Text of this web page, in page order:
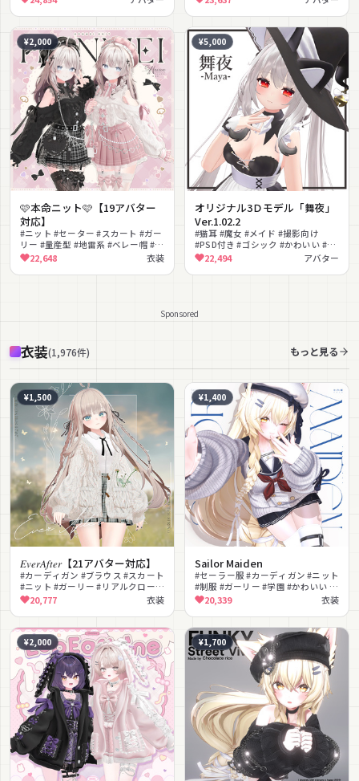
#PSD付き
¥2,000
🩷本命ニット🩷【19アバター
対応】
#ニット #セーター #スカート #ガー
リー #量産型 #地雷系 #ベレー帽 #ブ
ラウス #フレア #かわいい
22,648 衣装
¥5,000
オリジナル3Ｄモデル「舞夜」
Ver.1.02.2
#猫耳 #魔女 #メイド #撮影向け
#PSD付き #ゴシック #かわいい #ハ
ロウィン
22,494 アバター
Sponsored
衣装(1,976件) もっと見る
¥1,500
𝐸𝑣𝑒𝑟𝐴𝑓𝑡𝑒𝑟【21アバター対応】
#カーディガン #ブラウス #スカート
#ニット #ガーリー #リアルクローズ
#私服 #ナチュラル #ゆるかわ #かわ
20,777 衣装
¥1,400
Sailor Maiden
#セーラー服 #カーディガン #ニット
#制服 #ガーリー #学園 #かわいい #
ナチュラル #ベレー帽 #スカート
20,339 衣装
¥2,000 ¥1,700